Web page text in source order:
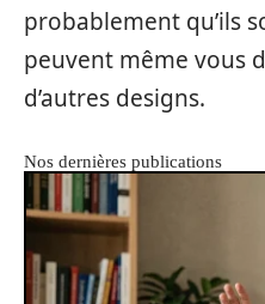
probablement qu’ils
peuvent même vous
d’autres designs.
Nos dernières publications